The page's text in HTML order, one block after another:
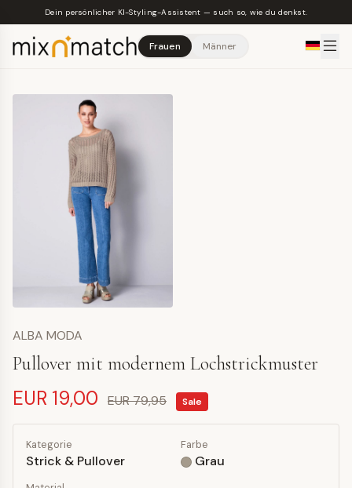
Skip to main content
Dein persönlicher KI-Styling-Assistent — such so, wie du denkst.
Frauen Männer
ALBA MODA
Pullover mit modernem Lochstrickmuster
EUR 19,00 EUR 79,95 Sale
Kategorie
Strick & Pullover
Farbe
Grau